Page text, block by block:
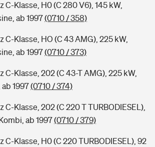
C-Klasse, H0 (C 280 V6), 145 kW,
ab 1997(0710 / 358)
C-Klasse, HO (C 43 AMG), 225 kW,
ab 1997(0710 / 373)
C-Klasse, 202 (C 43-T AMG), 225 kW,
1997(0710 / 374)
C-Klasse, 202 (C 220 T TURBODIESEL),
ab 1997(0710 / 379)
C-Klasse, H0 (C 220 TURBODIESEL), 92